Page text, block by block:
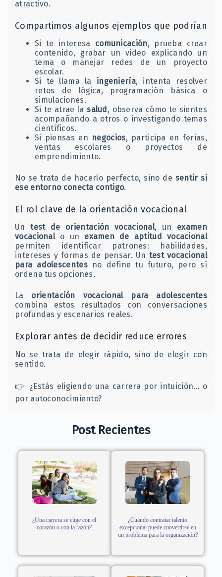
atractivo.
Compartimos algunos ejemplos que podrían
Si te interesa comunicación, prueba crear
contenido, grabar un video explicando un
tema o manejar redes de un proyecto
escolar.
Si te llama la ingeniería, intenta resolver
retos de lógica, programación básica o
simulaciones.
Si te atrae lasalud , observa cómo te sientes
acompañando a otros o investigando temas
científicos.
Si piensas en negocios, participa en ferias,
ventas escolares o proyectos de
emprendimiento.
No se trata de hacerlo perfecto, sino de sentir si
ese entorno conecta contigo.
El rol clave de la orientación vocacional
Untest de orientación vocacional, un examen
vocacionalo un examen de aptitud vocacional
permiten identificar patrones: habilidades,
intereses y formas de pensar. Un test vocacional
para adolescentesno define tu futuro, pero sí
ordena tus opciones.
La orientación vocacional para adolescentes
combina estos resultados con conversaciones
profundas y escenarios reales.
Explorar antes de decidir reduce errores
No se trata de elegir rápido, sino de elegir con
sentido.
👉 ¿Estás eligiendo una carrera por intuición… o
por autoconocimiento?
Post Recientes
¿Una carrera se elige con el
corazón o con la razón?
¿Cuándo contratar talento
excepcional puede convertirse en
un problema para la organización?